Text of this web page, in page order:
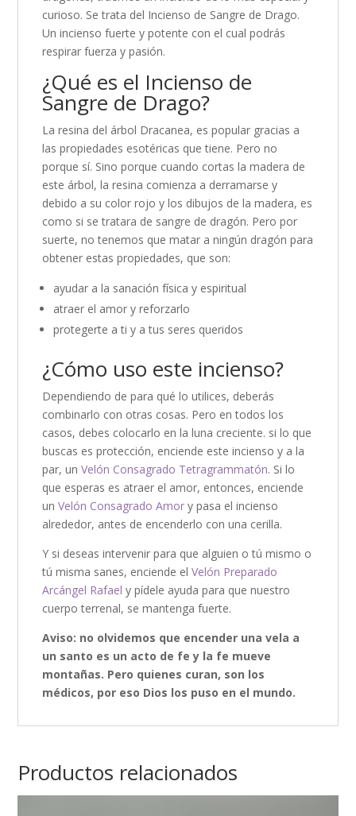
curioso. Se trata del Incienso de Sangre de Drago.
Un incienso fuerte y potente con el cual podrás
respirar fuerza y pasión.
¿Qué es el Incienso de
Sangre de Drago?
La resina del árbol Dracanea, es popular gracias a
las propiedades esotéricas que tiene. Pero no
porque sí. Sino porque cuando cortas la madera de
este árbol, la resina comienza a derramarse y
debido a su color rojo y los dibujos de la madera, es
como si se tratara de sangre de dragón. Pero por
suerte, no tenemos que matar a ningún dragón para
obtener estas propiedades, que son:
ayudar a la sanación física y espiritual
atraer el amor y reforzarlo
protegerte a ti y a tus seres queridos
¿Cómo uso este incienso?
Dependiendo de para qué lo utilices, deberás
combinarlo con otras cosas. Pero en todos los
casos, debes colocarlo en la luna creciente. si lo que
buscas es protección, enciende este incienso y a la
par, unVelón Consagrado Tetragrammatón. Si lo
que esperas es atraer el amor, entonces, enciende
unVelón Consagrado Amor y pasa el incienso
alrededor, antes de encenderlo con una cerilla.
Y si deseas intervenir para que alguien o tú mismo o
tú misma sanes, enciende elVelón Preparado
Arcángel Rafael y pídele ayuda para que nuestro
cuerpo terrenal, se mantenga fuerte.
Aviso: no olvidemos que encender una vela a
un santo es un acto de fe y la fe mueve
montañas. Pero quienes curan, son los
médicos, por eso Dios los puso en el mundo.
Productos relacionados